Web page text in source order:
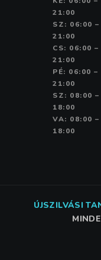
21:00
SZ: 06:00 –
21:00
CS: 06:00 –
21:00
PÉ: 06:00 –
21:00
SZ: 08:00 –
18:00
VA: 08:00 –
18:00
ÚJSZILVÁSI